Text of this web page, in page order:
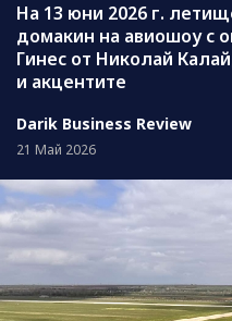
На 13 юни 2026 г.
домакин на авиошоу с
Гинес от Николай
и акцентите
Darik Business Review
21 Май 2026